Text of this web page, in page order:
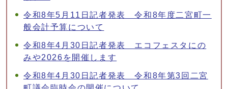
令和8年5月11日記者発表 令和8年度二宮町一
般会計予算について
令和8年4月30日記者発表 エコフェスタにの
みや2026を開催します
令和8年4月30日記者発表 令和8年第3回二宮